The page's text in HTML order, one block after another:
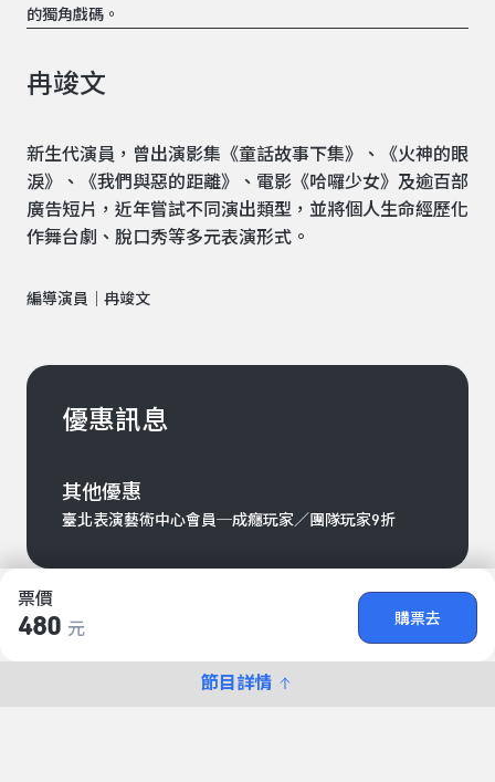
票價
480 元
購票去
節目詳情
的獨角戲碼。
冉竣文
新生代演員，曾出演影集《童話故事下集》、《火神的眼
淚》、《我們與惡的距離》、電影《哈囉少女》及逾百部
廣告短片，近年嘗試不同演出類型，並將個人生命經歷化
作舞台劇、脫口秀等多元表演形式。
編導演員｜冉竣文
優惠訊息
其他優惠
臺北表演藝術中心會員─成癮玩家／團隊玩家9折